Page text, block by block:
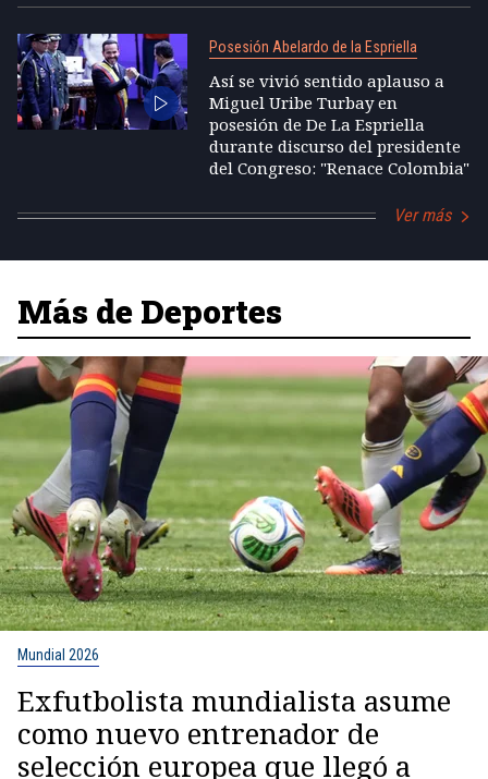
Posesión Abelardo de la Espriella
Así se vivió sentido aplauso a
Miguel Uribe Turbay en
posesión de De La Espriella
durante discurso del presidente
del Congreso: "Renace Colombia"
Ver más
Más de Deportes
Mundial 2026
Exfutbolista mundialista asume
como nuevo entrenador de
selección europea que llegó a